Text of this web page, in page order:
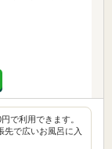
で利用できます。
先で広いお風呂に入